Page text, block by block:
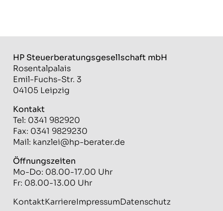
HP Steuerberatungs­gesellschaft mbH
Rosentalpalais
Emil-Fuchs-Str. 3
04105 Leipzig
Kontakt
Tel: 0341 982920
Fax: 0341 9829230
Mail: kanzlei@hp-berater.de
Öffnungszeiten
Mo-Do: 08.00-17.00 Uhr
Fr: 08.00-13.00 Uhr
KontaktKarriereImpressumDatenschutz